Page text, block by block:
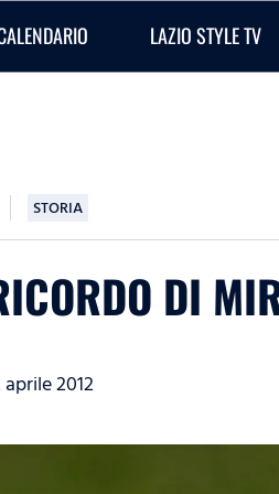
LAZIO STYLE TV
STORIA
DI
aprile 2012